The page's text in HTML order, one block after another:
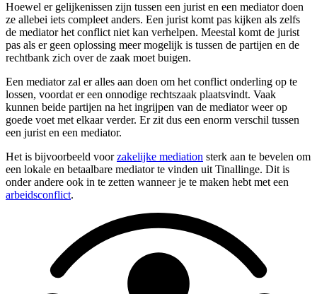
Hoewel er gelijkenissen zijn tussen een jurist en een mediator doen
ze allebei iets compleet anders. Een jurist komt pas kijken als zelfs
de mediator het conflict niet kan verhelpen. Meestal komt de jurist
pas als er geen oplossing meer mogelijk is tussen de partijen en de
rechtbank zich over de zaak moet buigen.
Een mediator zal er alles aan doen om het conflict onderling op te
lossen, voordat er een onnodige rechtszaak plaatsvindt. Vaak
kunnen beide partijen na het ingrijpen van de mediator weer op
goede voet met elkaar verder. Er zit dus een enorm verschil tussen
een jurist en een mediator.
Het is bijvoorbeeld voorzakelijke mediation sterk aan te bevelen om
een lokale en betaalbare mediator te vinden uit Tinallinge. Dit is
onder andere ook in te zetten wanneer je te maken hebt met een
arbeidsconflict.